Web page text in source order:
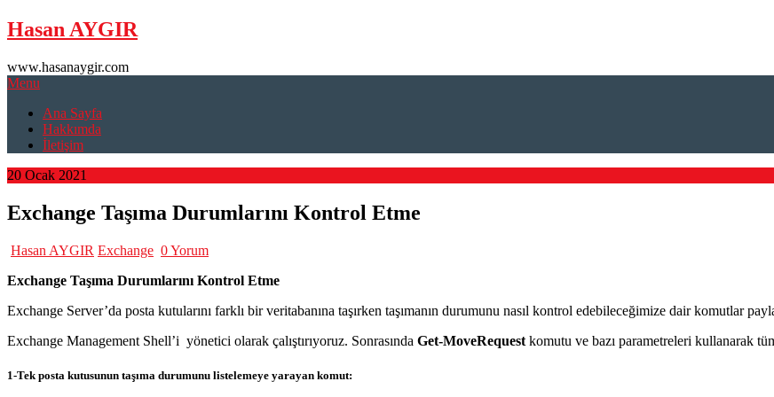
Skip
to
Hasan AYGIR
www.hasanaygir.com
Menu
Ana Sayfa
Hakkımda
İletişim
20 Ocak 2021
Exchange Taşıma Durumlarını Kontrol Etme
Hasan AYGIR Exchange 0 Yorum
Exchange Taşıma Durumlarını Kontrol Etme
Exchange Server’da posta kutularını farklı bir veritabanına taşırken taşımanın durumunu nasıl kontrol edebileceğimize dair komutlar
Exchange Management Shell’i yönetici olarak çalıştırıyoruz. Sonrasında Get-MoveRequest komutu ve bazı parametreleri kullanarak
1-Tek posta kutusunun taşıma durumunu listelemeye yarayan komut: